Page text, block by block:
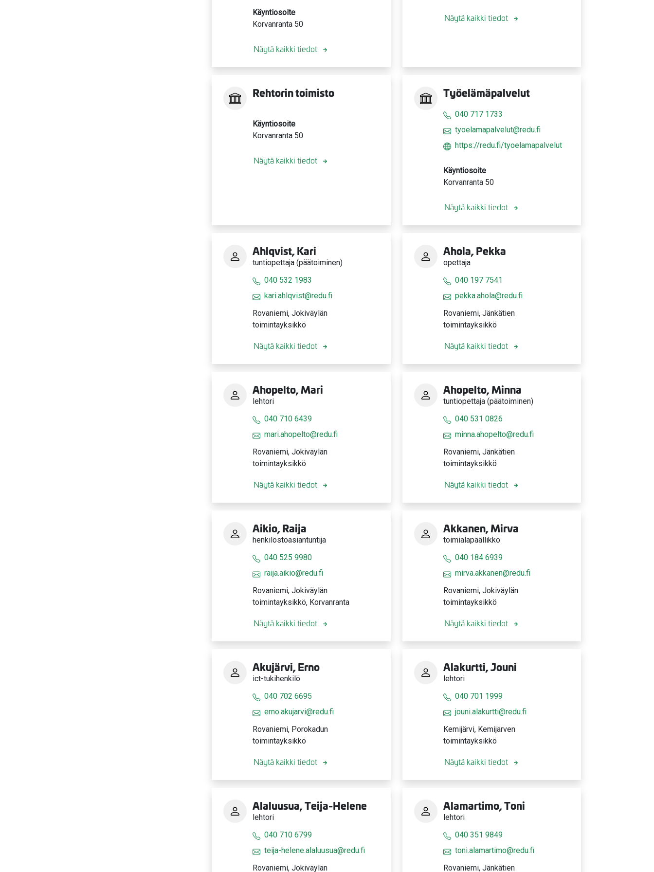
Käyntiosoite
Korvanranta 50
Näytä kaikki tiedot
Näytä kaikki tiedot
Rehtorin toimisto
Käyntiosoite
Korvanranta 50
Näytä kaikki tiedot
Työelämäpalvelut
040 717 1733
tyoelamapalvelut@redu.fi
https://redu.fi/tyoelamapalvelut
Käyntiosoite
Korvanranta 50
Näytä kaikki tiedot
Ahlqvist, Kari
tuntiopettaja (päätoiminen)
040 532 1983
kari.ahlqvist@redu.fi
Rovaniemi, Jokiväylän
toimintayksikkö
Näytä kaikki tiedot
Ahola, Pekka
opettaja
040 197 7541
pekka.ahola@redu.fi
Rovaniemi, Jänkätien
toimintayksikkö
Näytä kaikki tiedot
Ahopelto, Mari
lehtori
040 710 6439
mari.ahopelto@redu.fi
Rovaniemi, Jokiväylän
toimintayksikkö
Näytä kaikki tiedot
Ahopelto, Minna
tuntiopettaja (päätoiminen)
040 531 0826
minna.ahopelto@redu.fi
Rovaniemi, Jänkätien
toimintayksikkö
Näytä kaikki tiedot
Aikio, Raija
henkilöstöasiantuntija
040 525 9980
raija.aikio@redu.fi
Rovaniemi, Jokiväylän
toimintayksikkö, Korvanranta
Näytä kaikki tiedot
Akkanen, Mirva
toimialapäällikkö
040 184 6939
mirva.akkanen@redu.fi
Rovaniemi, Jokiväylän
toimintayksikkö
Näytä kaikki tiedot
Akujärvi, Erno
ict-tukihenkilö
040 702 6695
erno.akujarvi@redu.fi
Rovaniemi, Porokadun
toimintayksikkö
Näytä kaikki tiedot
Alakurtti, Jouni
lehtori
040 701 1999
jouni.alakurtti@redu.fi
Kemijärvi, Kemijärven
toimintayksikkö
Näytä kaikki tiedot
Alaluusua, Teija-Helene
lehtori
040 710 6799
teija-helene.alaluusua@redu.fi
Rovaniemi, Jokiväylän
Alamartimo, Toni
lehtori
040 351 9849
toni.alamartimo@redu.fi
Rovaniemi, Jänkätien